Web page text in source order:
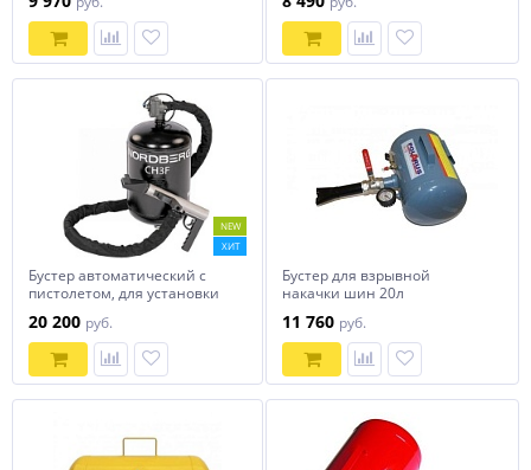
NEW
ХИТ
Бустер автоматический с
пистолетом, для установки
20 200 руб.
Бустер для взрывной
накачки шин 20л
11 760 руб.